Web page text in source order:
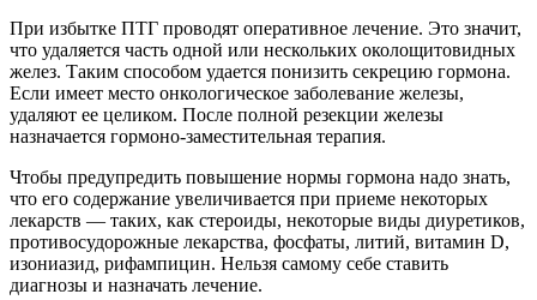
При избытке ПТГ проводят оперативное лечение. Это значит,
что удаляется часть одной или нескольких околощитовидных
желез. Таким способом удается понизить секрецию гормона.
Если имеет место онкологическое заболевание железы,
удаляют ее целиком. После полной резекции железы
назначается гормоно-заместительная терапия.
Чтобы предупредить повышение нормы гормона надо знать,
что его содержание увеличивается при приеме некоторых
лекарств — таких, как стероиды, некоторые виды диуретиков,
противосудорожные лекарства, фосфаты, литий, витамин D,
изониазид, рифампицин. Нельзя самому себе ставить
диагнозы и назначать лечение.